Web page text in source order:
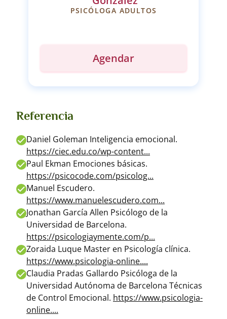
PSICÓLOGA ADULTOS
Agendar
Referencia
Daniel Goleman Inteligencia emocional.
https://ciec.edu.co/wp-content...
Paul Ekman Emociones básicas.
https://psicocode.com/psicolog...
Manuel Escudero.
https://www.manuelescudero.com...
Jonathan García Allen Psicólogo de la
Universidad de Barcelona.
https://psicologiaymente.com/p...
Zoraida Luque Master en Psicología clínica.
https://www.psicologia-online....
Claudia Pradas Gallardo Psicóloga de la
Universidad Autónoma de Barcelona Técnicas
de Control Emocional. https://www.psicologia-
online....